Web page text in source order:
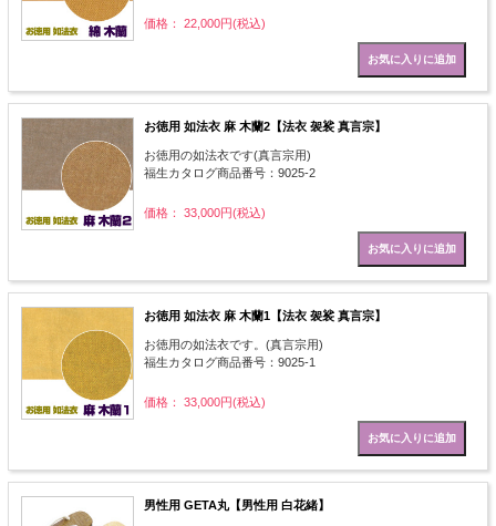
価格： 22,000円(税込)
お徳用 如法衣 麻 木蘭2【法衣 袈裟 真言宗】
お徳用の如法衣です(真言宗用)
福生カタログ商品番号：9025-2
価格： 33,000円(税込)
お徳用 如法衣 麻 木蘭1【法衣 袈裟 真言宗】
お徳用の如法衣です。(真言宗用)
福生カタログ商品番号：9025-1
価格： 33,000円(税込)
男性用 GETA丸【男性用 白花緒】